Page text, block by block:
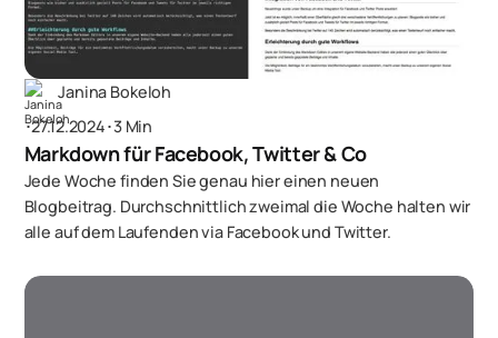
Janina Bokeloh
･27.12.2024･3 Min
Markdown für Facebook, Twitter & Co
Jede Woche finden Sie genau hier einen neuen
Blogbeitrag. Durchschnittlich zweimal die Woche halten wir
alle auf dem Laufenden via Facebook und Twitter.